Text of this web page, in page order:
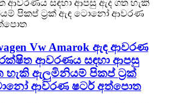
Vw Amarok ඇඳ ආවරණ
ආවරණය සඳහා ආපසු
හැකි ඇලුමිනියම් පිකප් ට්‍රක්
ආවරණ ෂටර් අත්පොත